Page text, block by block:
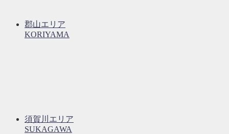
郡山エリア
KORIYAMA
須賀川エリア
SUKAGAWA